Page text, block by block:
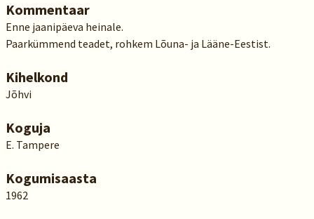
Kommentaar
Enne jaanipäeva heinale.
Paarkümmend teadet, rohkem Lõuna- ja Lääne-Eestist.
Kihelkond
Jõhvi
Koguja
E. Tampere
Kogumisaasta
1962